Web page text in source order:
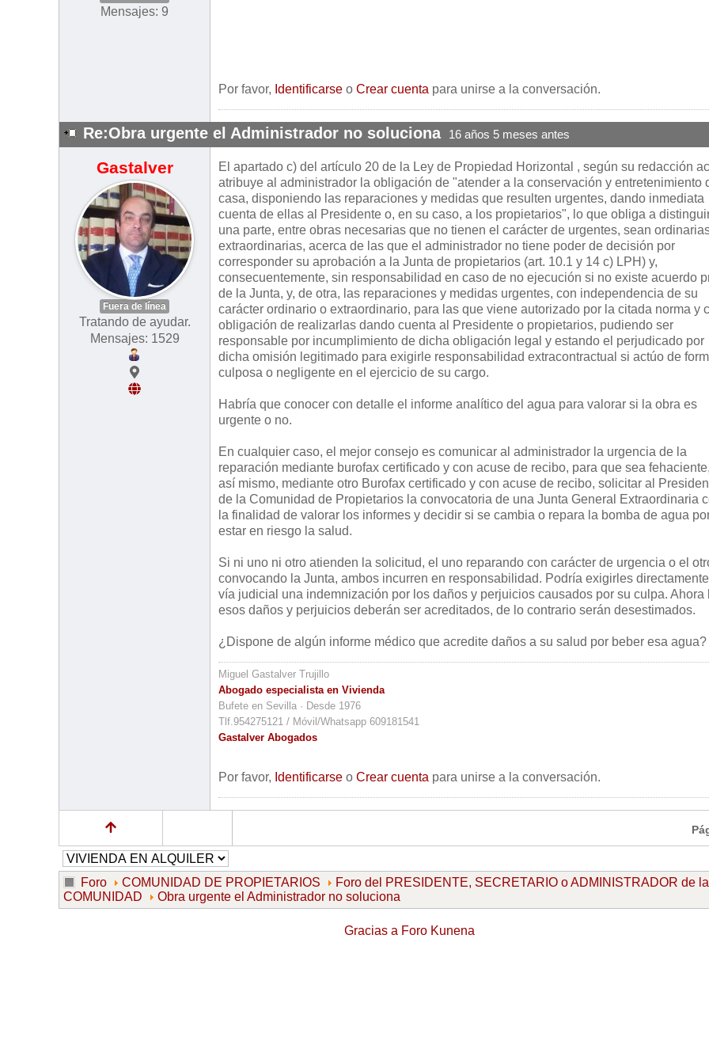
Mensajes: 9
Por favor, Identificarse o Crear cuenta para unirse a la conversación.
Re:Obra urgente el Administrador no soluciona 16 años 5 meses antes
Gastalver
Fuera de línea
Tratando de ayudar.
Mensajes: 1529
El apartado c) del artículo 20 de la Ley de Propiedad Horizontal , según su redacción
atribuye al administrador la obligación de "atender a la conservación y entretenimiento
casa, disponiendo las reparaciones y medidas que resulten urgentes, dando inmediata
cuenta de ellas al Presidente o, en su caso, a los propietarios", lo que obliga a
una parte, entre obras necesarias que no tienen el carácter de urgentes, sean
extraordinarias, acerca de las que el administrador no tiene poder de decisión por
corresponder su aprobación a la Junta de propietarios (art. 10.1 y 14 c) LPH) y,
consecuentemente, sin responsabilidad en caso de no ejecución si no existe acuerdo
de la Junta, y, de otra, las reparaciones y medidas urgentes, con independencia de su
carácter ordinario o extraordinario, para las que viene autorizado por la citada norma y
obligación de realizarlas dando cuenta al Presidente o propietarios, pudiendo ser
responsable por incumplimiento de dicha obligación legal y estando el perjudicado por
dicha omisión legitimado para exigirle responsabilidad extracontractual si actúo de
culposa o negligente en el ejercicio de su cargo.
Habría que conocer con detalle el informe analítico del agua para valorar si la obra es
urgente o no.
En cualquier caso, el mejor consejo es comunicar al administrador la urgencia de la
reparación mediante burofax certificado y con acuse de recibo, para que sea
así mismo, mediante otro Burofax certificado y con acuse de recibo, solicitar al
de la Comunidad de Propietarios la convocatoria de una Junta General Extraordinaria
la finalidad de valorar los informes y decidir si se cambia o repara la bomba de agua
estar en riesgo la salud.
Si ni uno ni otro atienden la solicitud, el uno reparando con carácter de urgencia o el
convocando la Junta, ambos incurren en responsabilidad. Podría exigirles
vía judicial una indemnización por los daños y perjuicios causados por su culpa. Ahora
esos daños y perjuicios deberán ser acreditados, de lo contrario serán desestimados.
¿Dispone de algún informe médico que acredite daños a su salud por beber esa agua?
Miguel Gastalver Trujillo
Abogado especialista en Vivienda
Bufete en Sevilla · Desde 1976
Tlf.954275121 / Móvil/Whatsapp 609181541
Gastalver Abogados
Por favor, Identificarse o Crear cuenta para unirse a la conversación.
Foro COMUNIDAD DE PROPIETARIOS
Foro del PRESIDENTE, SECRETARIO o ADMINISTRADOR de la
COMUNIDAD
Obra urgente el Administrador no soluciona
Gracias a Foro Kunena